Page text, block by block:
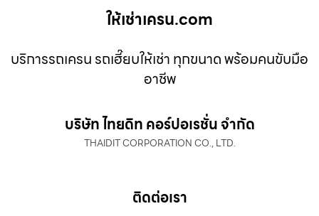
ให้เช่าเครน.com
บริการรถเครน รถเฮี๊ยบให้เช่า ทุกขนาด พร้อมคนขับมือ
อาชีพ
บริษัท ไทยดิท คอร์ปอเรชั่น จำกัด
THAIDIT CORPORATION CO., LTD.
ติดต่อเรา